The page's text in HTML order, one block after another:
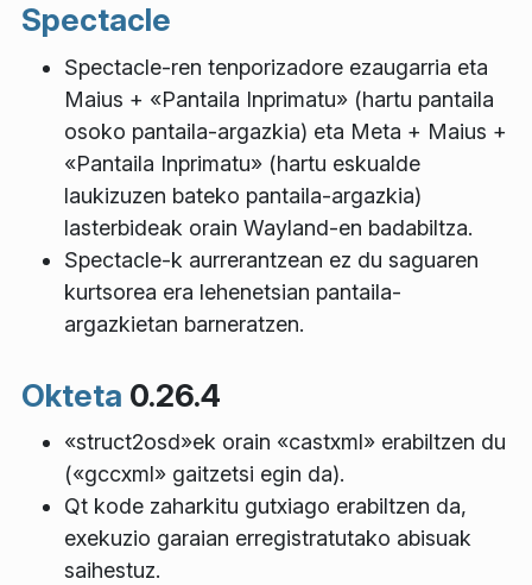
Spectacle
Spectacle-ren tenporizadore ezaugarria eta
Maius + «Pantaila Inprimatu» (hartu pantaila
osoko pantaila-argazkia) eta Meta + Maius +
«Pantaila Inprimatu» (hartu eskualde
laukizuzen bateko pantaila-argazkia)
lasterbideak orain Wayland-en badabiltza.
Spectacle-k aurrerantzean ez du saguaren
kurtsorea era lehenetsian pantaila-
argazkietan barneratzen.
Okteta 0.26.4
«struct2osd»ek orain «castxml» erabiltzen du
(«gccxml» gaitzetsi egin da).
Qt kode zaharkitu gutxiago erabiltzen da,
exekuzio garaian erregistratutako abisuak
saihestuz.